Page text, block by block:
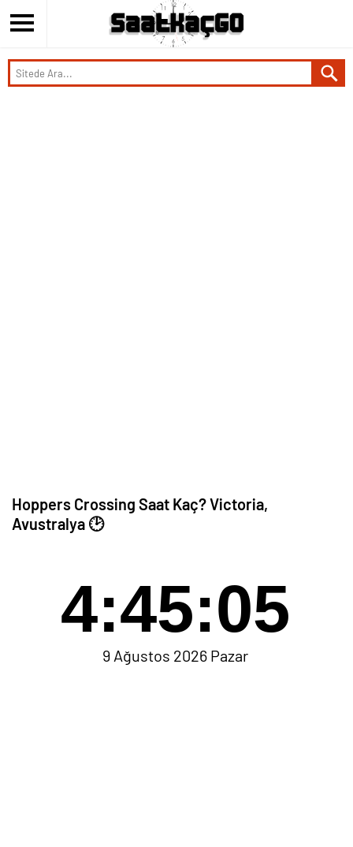
Hoppers Crossing Saat Kaç? Victoria,
Avustralya 🕑
4:45:05
9 Ağustos 2026 Pazar